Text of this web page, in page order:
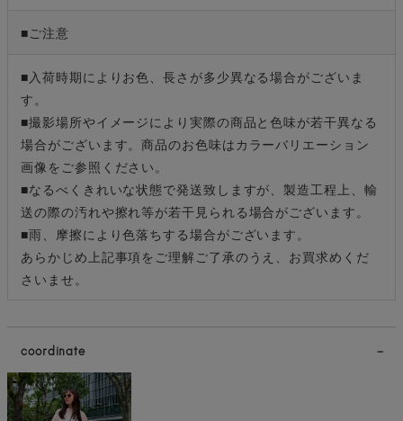
■ご注意
■入荷時期によりお色、長さが多少異なる場合がございま
す。
■撮影場所やイメージにより実際の商品と色味が若干異なる
場合がございます。商品のお色味はカラーバリエーション
画像をご参照ください。
■なるべくきれいな状態で発送致しますが、製造工程上、輸
送の際の汚れや擦れ等が若干見られる場合がございます。
■雨、摩擦により色落ちする場合がございます。
あらかじめ上記事項をご理解ご了承のうえ、お買求めくだ
さいませ。
coordinate